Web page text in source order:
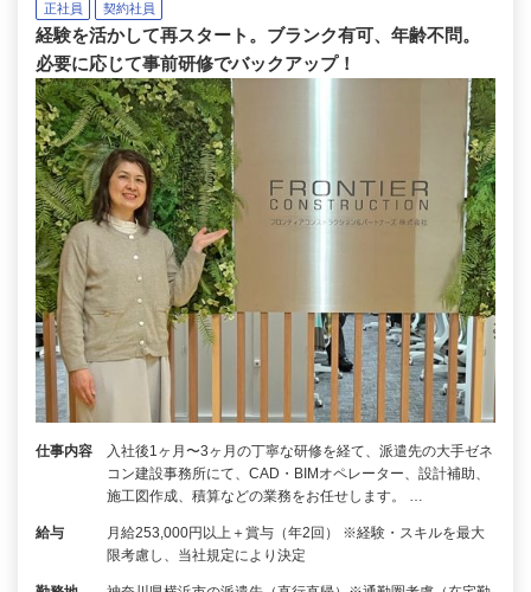
正社員 契約社員
経験を活かして再スタート。ブランク有可、年齢不問。
必要に応じて事前研修でバックアップ！
仕事内容
入社後1ヶ月〜3ヶ月の丁寧な研修を経て、派遣先の大手ゼネ
コン建設事務所にて、CAD・BIMオペレーター、設計補助、
施工図作成、積算などの業務をお任せします。 …
給与
月給253,000円以上＋賞与（年2回） ※経験・スキルを最大
限考慮し、当社規定により決定